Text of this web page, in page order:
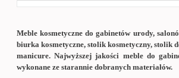
Meble kosmetyczne do gabinetów urody,
biurka kosmetyczne, stolik kosmetyczny, stolik
manicure. Najwyższej jakości meble do
wykonane ze starannie dobranych materiałów.